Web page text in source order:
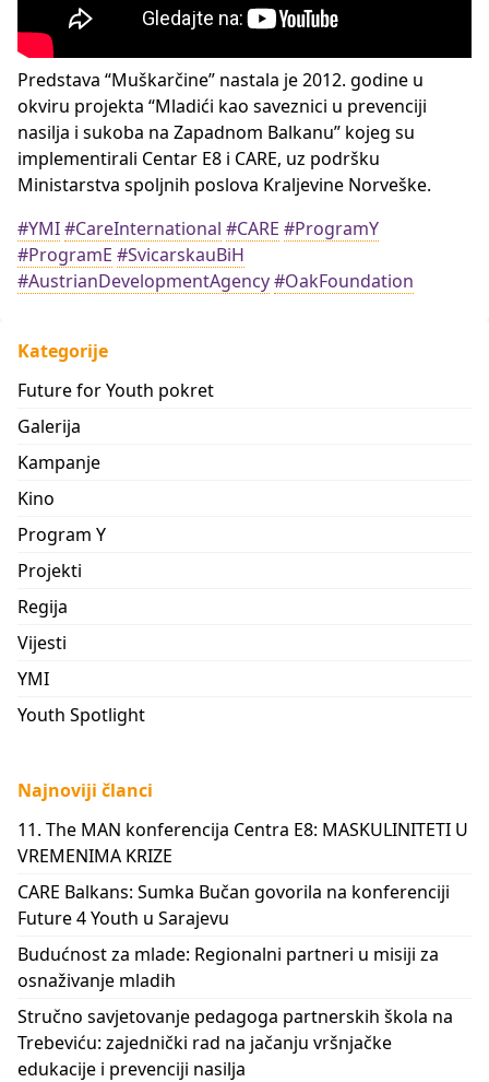
Predstava “Muškarčine” nastala je 2012. godine u
okviru projekta “Mladići kao saveznici u prevenciji
nasilja i sukoba na Zapadnom Balkanu” kojeg su
implementirali Centar E8 i CARE, uz podršku
Ministarstva spoljnih poslova Kraljevine Norveške.
#YMI#CareInternational #CARE #ProgramY
#ProgramE #SvicarskauBiH
#AustrianDevelopmentAgency#OakFoundation
Kategorije
Future for Youth pokret
Galerija
Kampanje
Kino
Program Y
Projekti
Regija
Vijesti
YMI
Youth Spotlight
Najnoviji članci
11. The MAN konferencija Centra E8: MASKULINITETI U
VREMENIMA KRIZE
CARE Balkans: Sumka Bučan govorila na konferenciji
Future 4 Youth u Sarajevu
Budućnost za mlade: Regionalni partneri u misiji za
osnaživanje mladih
Stručno savjetovanje pedagoga partnerskih škola na
Trebeviću: zajednički rad na jačanju vršnjačke
edukacije i prevenciji nasilja